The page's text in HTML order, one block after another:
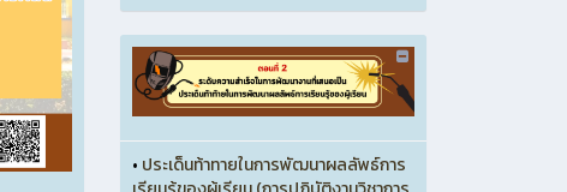
• ประเด็นท้าทายในการพัฒนาผลลัพธ์การ